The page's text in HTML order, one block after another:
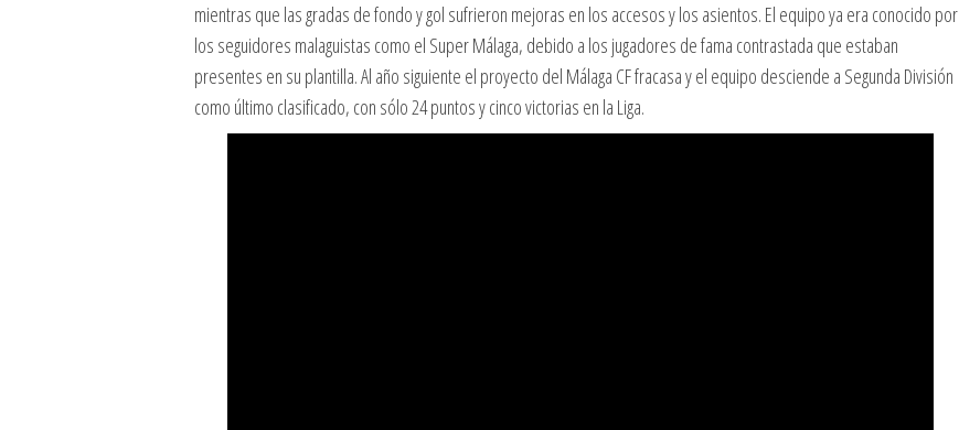
mientras que las gradas de fondo y gol sufrieron mejoras en los accesos y los asientos. El equipo ya era conocido por
los seguidores malaguistas como el Super Málaga, debido a los jugadores de fama contrastada que estaban
presentes en su plantilla. Al año siguiente el proyecto del Málaga CF fracasa y el equipo desciende a Segunda División
como último clasificado, con sólo 24 puntos y cinco victorias en la Liga.